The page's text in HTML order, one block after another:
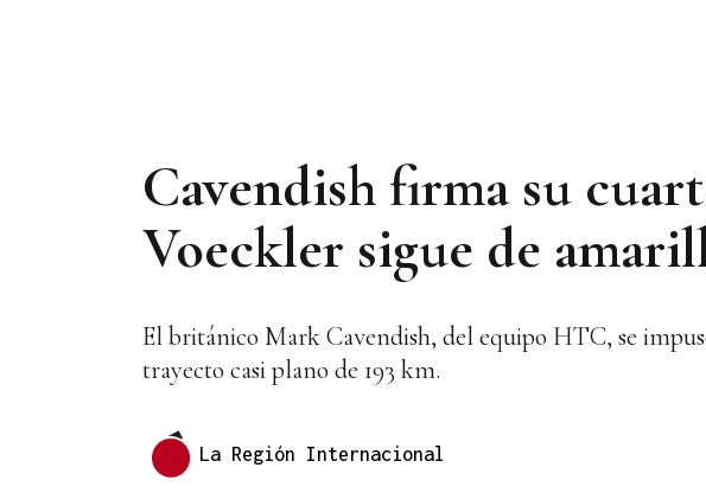
Cavendish firma su
Voeckler sigue de
El británico Mark Cavendish, del equipo HTC, se
trayecto casi plano de 193 km.
La Región Internacional